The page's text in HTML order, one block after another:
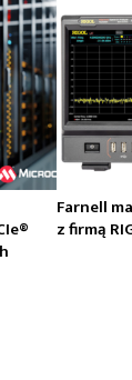
Farnell
z firmą